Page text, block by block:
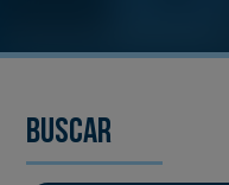
Buscar